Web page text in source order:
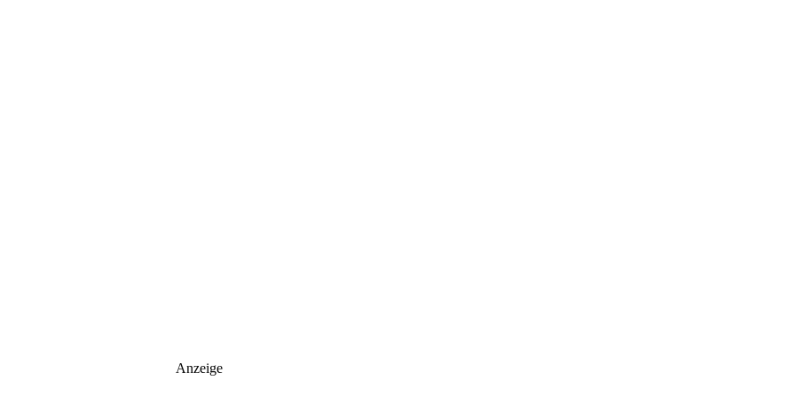
Anzeige